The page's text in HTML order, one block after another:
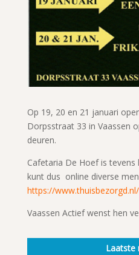
Op 19, 20 en 21 januari
Dorpsstraat 33 in Vaassen
deuren.
Cafetaria De Hoef is
kunt dus online diverse
https://
Vaassen Actief wenst hen
Laatste